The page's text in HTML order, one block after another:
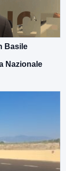
Basile
Nazionale